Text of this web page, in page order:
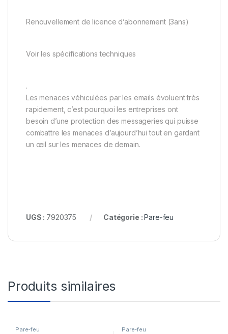
Renouvellement de licence d’abonnement (3ans)
Voir les spécifications techniques
.
Les menaces véhiculées par les emails évoluent très
rapidement, c’est pourquoi les entreprises ont
besoin d’une protection des messageries qui puisse
combattre les menaces d’aujourd’hui tout en gardant
un œil sur les menaces de demain.
UGS : 7920375 Catégorie :Pare-feu
Produits similaires
Pare-feu Pare-feu